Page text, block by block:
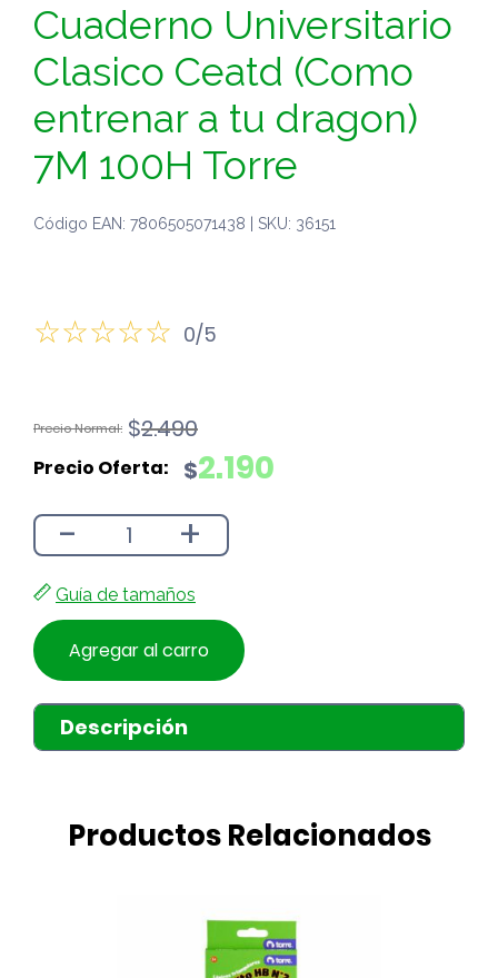
Cuaderno Universitario
Clasico Ceatd (Como
entrenar a tu dragon)
7M 100H Torre
Código EAN: 7806505071438 | SKU: 36151
0/5
$2.490
El
original
$2.490.
$2.190
El
actual
$2.190.
- +
Guía de tamaños
Agregar al carro
Descripción
Productos Relacionados